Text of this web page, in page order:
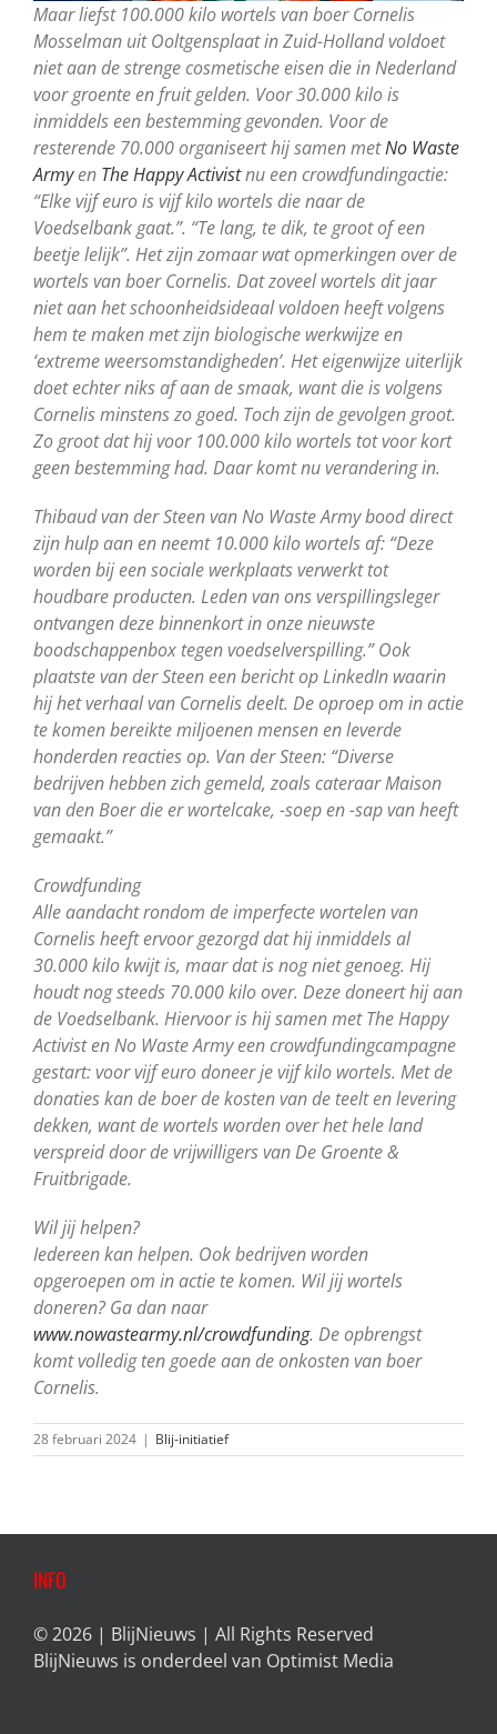
Maar liefst 100.000 kilo wortels van boer Cornelis
Mosselman uit Ooltgensplaat in Zuid-Holland voldoet
niet aan de strenge cosmetische eisen die in Nederland
voor groente en fruit gelden. Voor 30.000 kilo is
inmiddels een bestemming gevonden. Voor de
resterende 70.000 organiseert hij samen metNo Waste
Armyen The Happy Activistnu een crowdfundingactie:
“Elke vijf euro is vijf kilo wortels die naar de
Voedselbank gaat.”. “Te lang, te dik, te groot of een
beetje lelijk”. Het zijn zomaar wat opmerkingen over de
wortels van boer Cornelis. Dat zoveel wortels dit jaar
niet aan het schoonheidsideaal voldoen heeft volgens
hem te maken met zijn biologische werkwijze en
‘extreme weersomstandigheden’. Het eigenwijze uiterlijk
doet echter niks af aan de smaak, want die is volgens
Cornelis minstens zo goed. Toch zijn de gevolgen groot.
Zo groot dat hij voor 100.000 kilo wortels tot voor kort
geen bestemming had. Daar komt nu verandering in.
Thibaud van der Steen van No Waste Army bood direct
zijn hulp aan en neemt 10.000 kilo wortels af: “Deze
worden bij een sociale werkplaats verwerkt tot
houdbare producten. Leden van ons verspillingsleger
ontvangen deze binnenkort in onze nieuwste
boodschappenbox tegen voedselverspilling.” Ook
plaatste van der Steen een bericht op LinkedIn waarin
hij het verhaal van Cornelis deelt. De oproep om in actie
te komen bereikte miljoenen mensen en leverde
honderden reacties op. Van der Steen: “Diverse
bedrijven hebben zich gemeld, zoals cateraar Maison
van den Boer die er wortelcake, -soep en -sap van heeft
gemaakt.”
Crowdfunding
Alle aandacht rondom de imperfecte wortelen van
Cornelis heeft ervoor gezorgd dat hij inmiddels al
30.000 kilo kwijt is, maar dat is nog niet genoeg. Hij
houdt nog steeds 70.000 kilo over. Deze doneert hij aan
de Voedselbank. Hiervoor is hij samen met The Happy
Activist en No Waste Army een crowdfundingcampagne
gestart: voor vijf euro doneer je vijf kilo wortels. Met de
donaties kan de boer de kosten van de teelt en levering
dekken, want de wortels worden over het hele land
verspreid door de vrijwilligers van De Groente &
Fruitbrigade.
Wil jij helpen?
Iedereen kan helpen. Ook bedrijven worden
opgeroepen om in actie te komen. Wil jij wortels
doneren? Ga dan naar
www.nowastearmy.nl/crowdfunding. De opbrengst
komt volledig ten goede aan de onkosten van boer
Cornelis.
28 februari 2024 | Blij-initiatief
INFO
© 2026 | BlijNieuws | All Rights Reserved
BlijNieuws is onderdeel van Optimist Media